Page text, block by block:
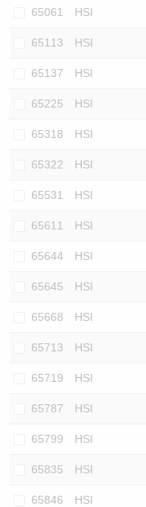
65061 HSI
65113 HSI
65137 HSI
65225 HSI
65318 HSI
65322 HSI
65531 HSI
65611 HSI
65644 HSI
65645 HSI
65668 HSI
65713 HSI
65719 HSI
65787 HSI
65799 HSI
65835 HSI
65846 HSI